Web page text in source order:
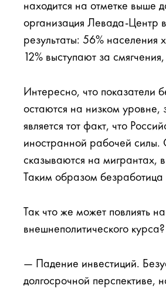
находится на отметке выше
организация Левада-Центр
результаты: 56% населения
12% выступают за
Интересно, что показатели
остаются на низком уровне,
является тот факт, что
иностранной рабочей силы.
сказываются на мигрантах,
Таким образом
Так что же может повлиять
внешнеполитического курса?
— Падение инвестиций.
долгосрочной перспективе,